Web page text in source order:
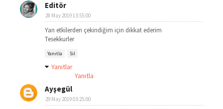
Editör
28 May 2019 13:55:00
Yan etkilerden çekindiğim için dikkat ederim
Tesekkurler
Yanıtla Sil
Yanıtlar
Yanıtla
Ayşegül
29 May 2019 03:25:00